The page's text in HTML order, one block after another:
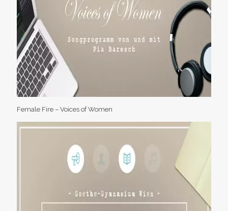
Female Fire – Voices of Women